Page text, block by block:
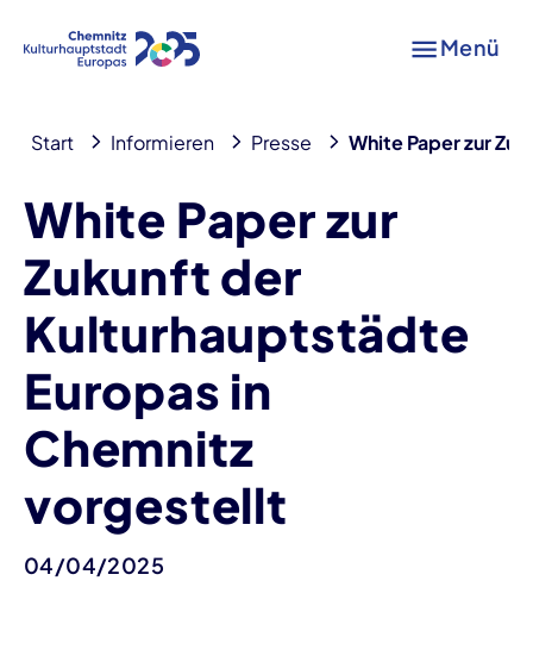
Menü
Start Informieren Presse White Paper zur
White Paper zur
Zukunft der
Kulturhauptstädte
Europas in
Chemnitz
vorgestellt
04/04/2025